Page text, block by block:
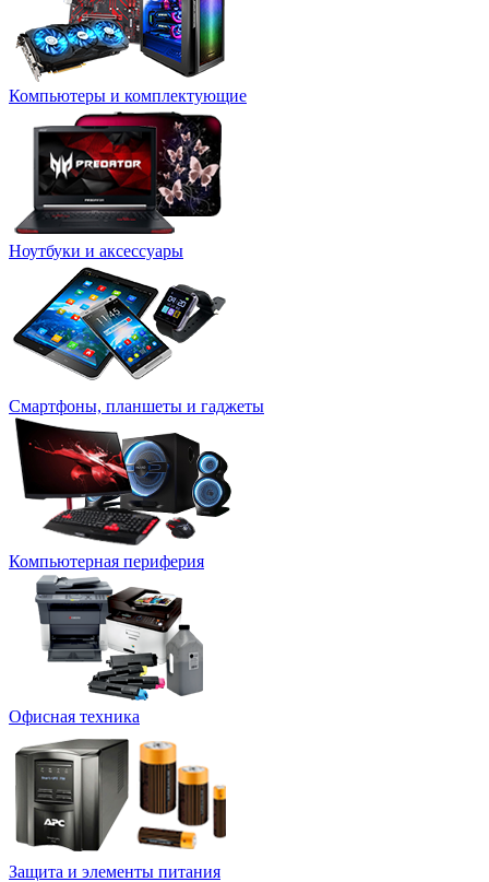
Компьютеры и комплектующие
Ноутбуки и аксессуары
Смартфоны, планшеты и гаджеты
Компьютерная периферия
Офисная техника
Защита и элементы питания